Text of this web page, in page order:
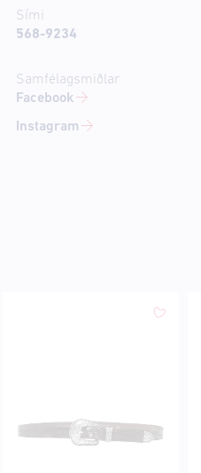
Sími
568-9234
Samfélagsmiðlar
Facebook
Instagram